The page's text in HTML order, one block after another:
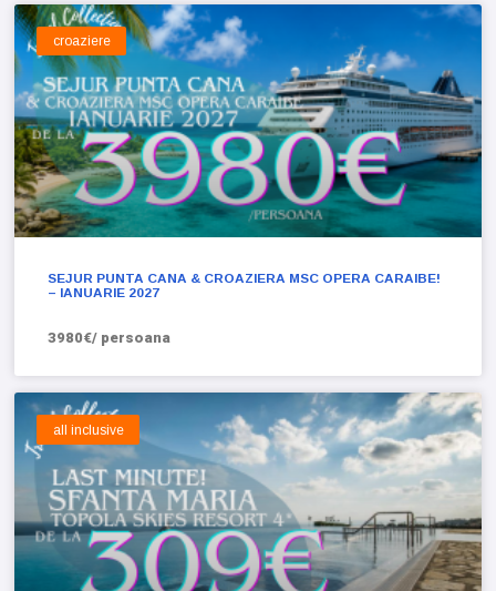
croaziere
SEJUR PUNTA CANA & CROAZIERA MSC OPERA CARAIBE!
– IANUARIE 2027
3980€/ persoana
all inclusive